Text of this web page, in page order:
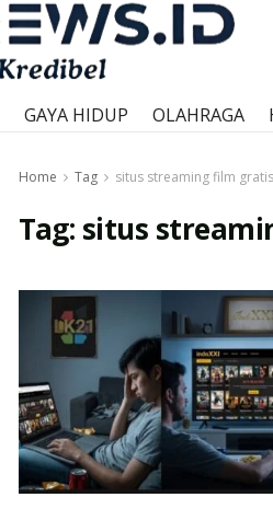
GAYA HIDUP OLAHRAGA
Home Tag situs streaming film
Tag: situs